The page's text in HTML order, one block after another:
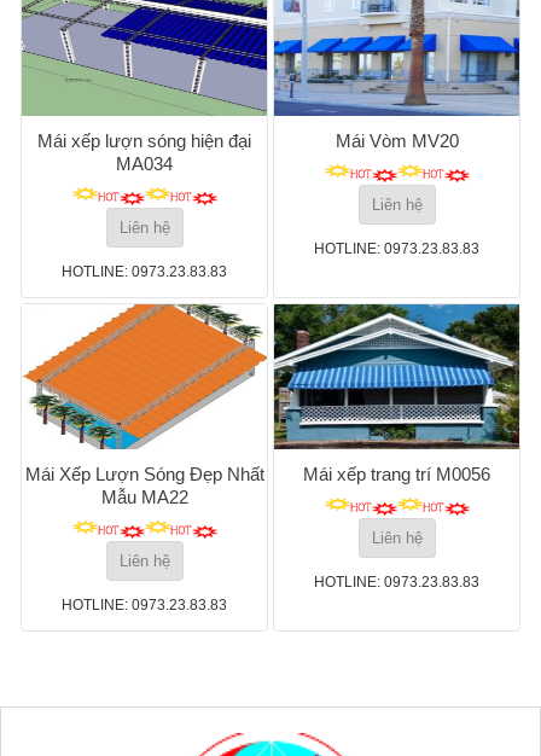
Mái xếp lượn sóng hiện đại
MA034
Liên hệ
HOTLINE: 0973.23.83.83
Mái Vòm MV20
Liên hệ
HOTLINE: 0973.23.83.83
Mái Xếp Lượn Sóng Đẹp Nhất
Mẫu MA22
Liên hệ
HOTLINE: 0973.23.83.83
Mái xếp trang trí M0056
Liên hệ
HOTLINE: 0973.23.83.83